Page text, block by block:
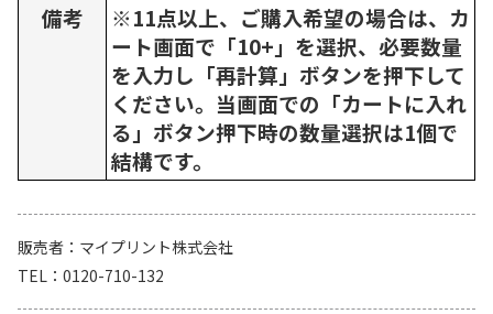
備考
※11点以上、ご購入希望の場合は、カ
ート画面で「10+」を選択、必要数量
を入力し「再計算」ボタンを押下して
ください。当画面での「カートに入れ
る」ボタン押下時の数量選択は1個で
結構です。
販売者
マイプリント株式会社
TEL
0120-710-132